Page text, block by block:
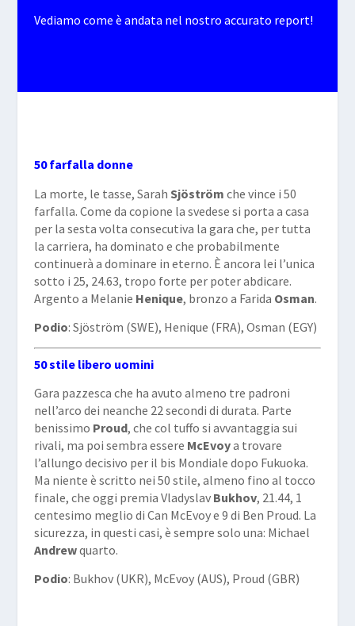
Vediamo come è andata nel nostro accurato report!
50 farfalla donne
La morte, le tasse, Sarah Sjöström che vince i 50
farfalla. Come da copione la svedese si porta a casa
per la sesta volta consecutiva la gara che, per tutta
la carriera, ha dominato e che probabilmente
continuerà a dominare in eterno. È ancora lei l’unica
sotto i 25, 24.63, tropo forte per poter abdicare.
Argento a Melanie Henique, bronzo a Farida Osman.
Podio: Sjöström (SWE), Henique (FRA), Osman (EGY)
50 stile libero uomini
Gara pazzesca che ha avuto almeno tre padroni
nell’arco dei neanche 22 secondi di durata. Parte
benissimo Proud, che col tuffo si avvantaggia sui
rivali, ma poi sembra essere McEvoya trovare
l’allungo decisivo per il bis Mondiale dopo Fukuoka.
Ma niente è scritto nei 50 stile, almeno fino al tocco
finale, che oggi premia Vladyslav Bukhov, 21.44, 1
centesimo meglio di Can McEvoy e 9 di Ben Proud. La
sicurezza, in questi casi, è sempre solo una: Michael
Andrewquarto.
Podio: Bukhov (UKR), McEvoy (AUS), Proud (GBR)